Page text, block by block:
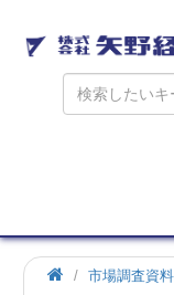
市場調査資料